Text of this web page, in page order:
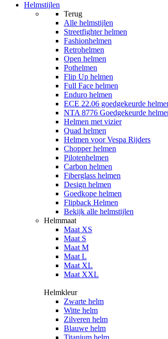
Helmstijlen
Terug
Alle helmstijlen
Streetfighter helmen
Fashionhelmen
Retrohelmen
Open helmen
Pothelmen
Flip Up helmen
Full Face helmen
Enduro helmen
ECE 22.06 goedgekeurde
NTA 8776 Goedgekeurde
Helmen met vizier
Quad helmen
Helmen voor Vespa Rijders
Chopper helmen
Pilotenhelmen
Carbon helmen
Fiberglass helmen
Design helmen
Goedkope helmen
Flipback Helmen
Bekijk alle helmstijlen
Helmmaat
Maat XS
Maat S
Maat M
Maat L
Maat XL
Maat XXL
Helmkleur
Zwarte helm
Witte helm
Zilveren helm
Blauwe helm
Titanium helm